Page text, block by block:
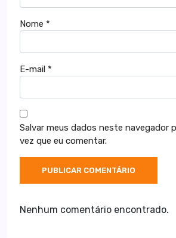
Nome *
E-mail *
Salvar meus dados neste navegador
vez que eu comentar.
Nenhum comentário encontrado.